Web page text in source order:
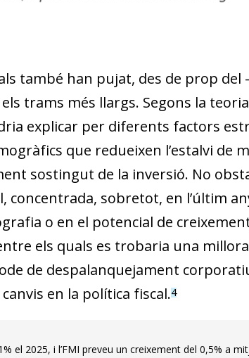
també han pujat, des de prop del
trams més llargs. Segons la
explicar per diferents factors
que redueixen l’estalvi de
sostingut de la inversió. No
sobretot, en l’últim
o en el potencial de
els quals es trobaria una millora
de despalanquejament
en la política fiscal.4
el 2025, i l’FMI preveu un creixement del 0,5% a